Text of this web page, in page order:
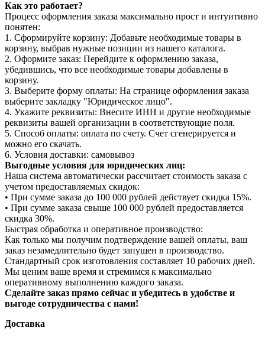
Как это работает?
Процесс оформления заказа максимально прост и интуитивно
понятен:
1. Сформируйте корзину: Добавьте необходимые товары в
корзину, выбрав нужные позиции из нашего каталога.
2. Оформите заказ: Перейдите к оформлению заказа,
убедившись, что все необходимые товары добавлены в
корзину.
3. Выберите форму оплаты: На странице оформления заказа
выберите закладку "Юридическое лицо".
4. Укажите реквизиты: Внесите ИНН и другие необходимые
реквизиты вашей организации в соответствующие поля.
5. Способ оплаты: оплата по счету. Счет сгенерируется и
можно его скачать.
6. Условия доставки: самовывоз
Выгодные условия для юридических лиц:
Наша система автоматически рассчитает стоимость заказа с
учетом предоставляемых скидок:
• При сумме заказа до 100 000 рублей действует скидка 15%.
• При сумме заказа свыше 100 000 рублей предоставляется
скидка 30%.
Быстрая обработка и оперативное производство:
Как только мы получим подтверждение вашей оплаты, ваш
заказ незамедлительно будет запущен в производство.
Стандартный срок изготовления составляет 10 рабочих дней.
Мы ценим ваше время и стремимся к максимально
оперативному выполнению каждого заказа.
Сделайте заказ прямо сейчас и убедитесь в удобстве и
выгоде сотрудничества с нами!
Доставка